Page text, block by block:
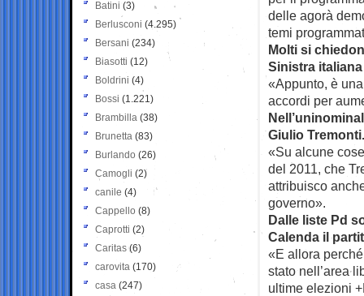
delle agorà
temi
Molti si
Sinistra
«Appunto, è
accordi per
Giulio Tremonti.
«Su alcune
del 2011, che
attribuisco
governo».
Dalle liste Pd
Calenda il
«E allora
stato nell’area
ultime elezioni
Batini (3)
Berlusconi (4.295)
Bersani (234)
Biasotti (12)
Boldrini (4)
Bossi (1.221)
Brambilla (38)
Brunetta (83)
Burlando (26)
Camogli (2)
canile (4)
Cappello (8)
Caprotti (2)
Caritas (6)
carovita (170)
casa (247)